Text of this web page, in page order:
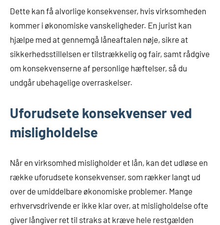
Dette kan få alvorlige konsekvenser, hvis virksomheden
kommer i økonomiske vanskeligheder. En jurist kan
hjælpe med at gennemgå låneaftalen nøje, sikre at
sikkerhedsstillelsen er tilstrækkelig og fair, samt rådgive
om konsekvenserne af personlige hæftelser, så du
undgår ubehagelige overraskelser.
Uforudsete konsekvenser ved
misligholdelse
Når en virksomhed misligholder et lån, kan det udløse en
række uforudsete konsekvenser, som rækker langt ud
over de umiddelbare økonomiske problemer. Mange
erhvervsdrivende er ikke klar over, at misligholdelse ofte
giver långiver ret til straks at kræve hele restgælden